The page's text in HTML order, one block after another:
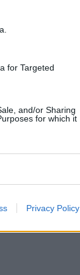
for Targeted
and/or Sharing
for which it
Privacy Policy